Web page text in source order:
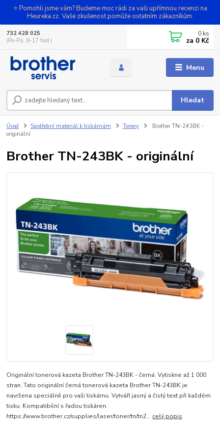
⭐ Pomohli jsme vám? Budeme moc rádi za vaši upřímnou recenzi na
Heureka.cz. Vaše zkušenost pomůže ostatním zákazníkům.
Menu
Hledat
732 428 025
(Po-Pá, 9-17 hod.)
0 ks
za 0 Kč
Úvod Spotřební materiál k tiskárnám Tonery
Brother TN-243BK -
originální
Brother TN-243BK - originální
Originální tonerová kazeta Brother TN-243BK - černá. Vytiskne až 1 000
stran. Tato originální černá tonerová kazeta Brother TN-243BK je
navržena speciálně pro vaši tiskárnu. Vytváří jasný a čistý text při každém
tisku. Kompatibilní s řadou tiskáren.
https://www.brother.cz/supplies/laser/toner/tn/tn2... celý popis